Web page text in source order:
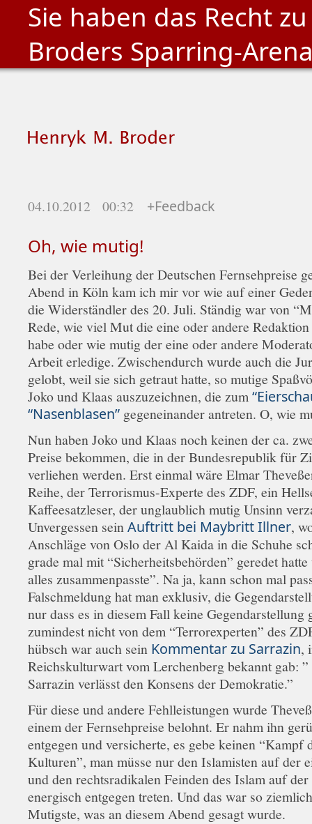
Sie haben das Recht
Broders Sparring-
04.10.2012 00:32 +Feedback
Oh, wie mutig!
Bei der Verleihung der Deutschen Fernsehpreise
Abend in Köln kam ich mir vor wie auf einer
die Widerständler des 20. Juli. Ständig war von
Rede, wie viel Mut die eine oder andere Redaktion
habe oder wie mutig der eine oder andere
Arbeit erledige. Zwischendurch wurde auch die
gelobt, weil sie sich getraut hatte, so mutige
Joko und Klaas auszuzeichnen, die zum
“Nasenblasen” gegeneinander antreten. O, wie
Nun haben Joko und Klaas noch keinen der ca.
Preise bekommen, die in der Bundesrepublik für
verliehen werden. Erst einmal wäre Elmar
Reihe, der Terrorismus-Experte des ZDF, ein
Kaffeesatzleser, der unglaublich mutig Unsinn
Unvergessen seinAuftritt bei Maybritt Illner,
Anschläge von Oslo der Al Kaida in die Schuhe
grade mal mit “Sicherheitsbehörden” geredet
alles zusammenpasste”. Na ja, kann schon mal
Falschmeldung hat man exklusiv, die
nur dass es in diesem Fall keine Gegendarstellung
zumindest nicht von dem “Terrorexperten” des
hübsch war auch sein Kommentar zu Sarrazin,
Reichskulturwart vom Lerchenberg bekannt gab:
Sarrazin verlässt den Konsens der Demokratie.”
Für diese und andere Fehlleistungen wurde
einem der Fernsehpreise belohnt. Er nahm ihn
entgegen und versicherte, es gebe keinen “Kampf
Kulturen”, man müsse nur den Islamisten auf der
und den rechtsradikalen Feinden des Islam auf der
energisch entgegen treten. Und das war so
Mutigste, was an diesem Abend gesagt wurde.